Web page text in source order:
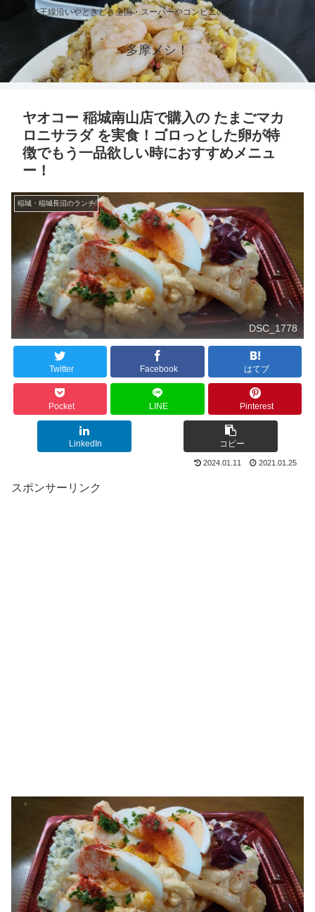
京王線沿いやときどき全国・スーパーやコンビニのグルメを紹介！
多摩メシ！
ヤオコー 稲城南山店で購入の たまごマカ
ロニサラダ を実食！ゴロっとした卵が特
徴でもう一品欲しい時におすすめメニュ
ー！
稲城・稲城長沼のランチ
DSC_1778
Twitter Facebook はてブ
Pocket LINE Pinterest
LinkedIn コピー
2024.01.11 2021.01.25
スポンサーリンク